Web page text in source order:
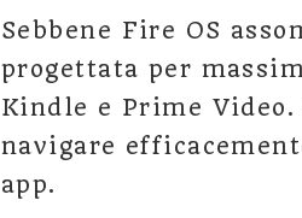
Sebbene Fire OS
progettata per
Kindle e Prime
navigare
app.